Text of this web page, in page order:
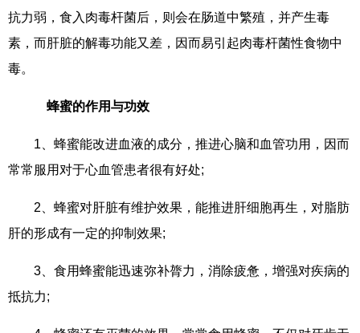
抗力弱，食入肉毒杆菌后，则会在肠道中繁殖，并产生毒
素，而肝脏的解毒功能又差，因而易引起肉毒杆菌性食物中
毒。
蜂蜜的作用与功效
1、蜂蜜能改进血液的成分，推进心脑和血管功用，因而
常常服用对于心血管患者很有好处;
2、蜂蜜对肝脏有维护效果，能推进肝细胞再生，对脂肪
肝的形成有一定的抑制效果;
3、食用蜂蜜能迅速弥补膂力，消除疲惫，增强对疾病的
抵抗力;